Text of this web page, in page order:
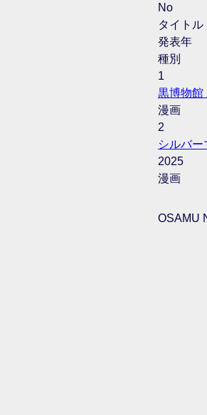
No
タイトル
発表年
種別
1
黒博物館
漫画
2
シルバー
2025
漫画
OSAMU